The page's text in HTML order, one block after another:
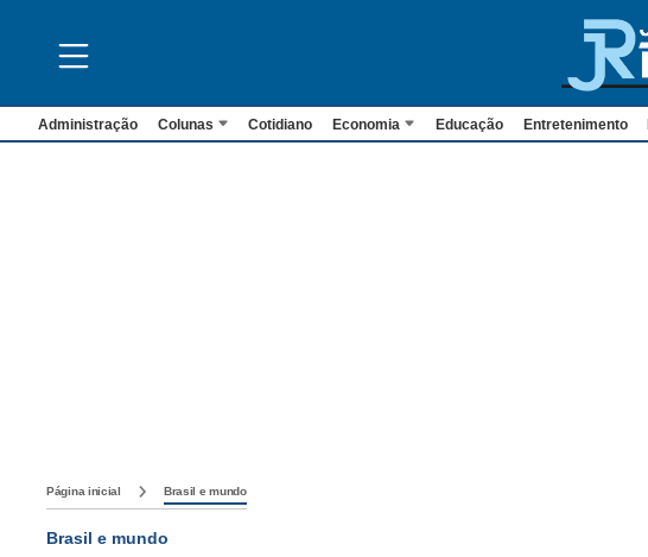
Administração Colunas Cotidiano Economia Educação Entretenimento
Página inicial Brasil e mundo
Brasil e mundo